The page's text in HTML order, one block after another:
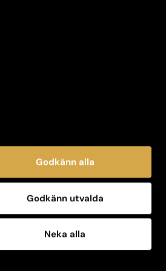
Godkänn alla
Godkänn utvalda
Neka alla